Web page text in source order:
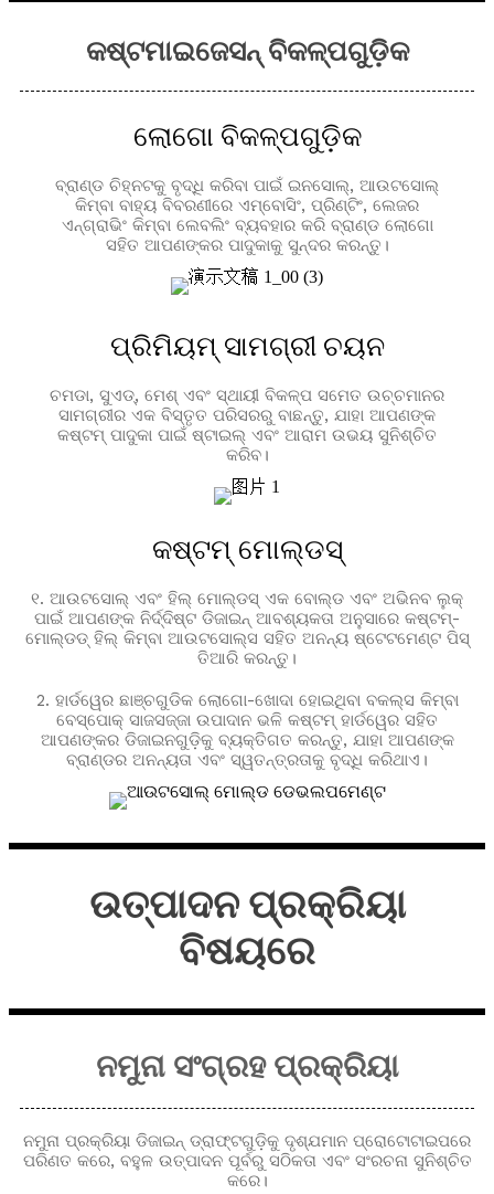
କଷ୍ଟମାଇଜେସନ୍ ବିକଳ୍ପଗୁଡ଼ିକ
ଲୋଗୋ ବିକଳ୍ପଗୁଡ଼ିକ
ବ୍ରାଣ୍ଡ ଚିହ୍ନଟକୁ ବୃଦ୍ଧି କରିବା ପାଇଁ ଇନସୋଲ୍, ଆଉଟସୋଲ୍
କିମ୍ବା ବାହ୍ୟ ବିବରଣୀରେ ଏମ୍ବୋସିଂ, ପ୍ରିଣ୍ଟିଂ, ଲେଜର
ଏନ୍ଗ୍ରାଭିଂ କିମ୍ବା ଲେବଲିଂ ବ୍ୟବହାର କରି ବ୍ରାଣ୍ଡ ଲୋଗୋ
ସହିତ ଆପଣଙ୍କର ପାଦୁକାକୁ ସୁନ୍ଦର କରନ୍ତୁ।
ପ୍ରିମିୟମ୍ ସାମଗ୍ରୀ ଚୟନ
ଚମଡା, ସୁଏଡ୍, ମେଶ୍ ଏବଂ ସ୍ଥାୟୀ ବିକଳ୍ପ ସମେତ ଉଚ୍ଚମାନର
ସାମଗ୍ରୀର ଏକ ବିସ୍ତୃତ ପରିସରରୁ ବାଛନ୍ତୁ, ଯାହା ଆପଣଙ୍କ
କଷ୍ଟମ୍ ପାଦୁକା ପାଇଁ ଷ୍ଟାଇଲ୍ ଏବଂ ଆରାମ ଉଭୟ ସୁନିଶ୍ଚିତ
କରିବ।
କଷ୍ଟମ୍ ମୋଲ୍ଡସ୍
୧. ଆଉଟସୋଲ୍ ଏବଂ ହିଲ୍ ମୋଲ୍ଡସ୍ ଏକ ବୋଲ୍ଡ ଏବଂ ଅଭିନବ ଲୁକ୍
ପାଇଁ ଆପଣଙ୍କ ନିର୍ଦ୍ଦିଷ୍ଟ ଡିଜାଇନ୍ ଆବଶ୍ୟକତା ଅନୁସାରେ କଷ୍ଟମ୍-
ମୋଲ୍ଡଡ୍ ହିଲ୍ କିମ୍ବା ଆଉଟସୋଲ୍ସ ସହିତ ଅନନ୍ୟ ଷ୍ଟେଟମେଣ୍ଟ ପିସ୍
ତିଆରି କରନ୍ତୁ।
2. ହାର୍ଡୱେର ଛାଞ୍ଚଗୁଡିକ ଲୋଗୋ-ଖୋଦା ହୋଇଥିବା ବକଲ୍ସ କିମ୍ବା
ବେସ୍ପୋକ୍ ସାଜସଜ୍ଜା ଉପାଦାନ ଭଳି କଷ୍ଟମ୍ ହାର୍ଡୱେର ସହିତ
ଆପଣଙ୍କର ଡିଜାଇନଗୁଡ଼ିକୁ ବ୍ୟକ୍ତିଗତ କରନ୍ତୁ, ଯାହା ଆପଣଙ୍କ
ବ୍ରାଣ୍ଡର ଅନନ୍ୟତା ଏବଂ ସ୍ୱତନ୍ତ୍ରତାକୁ ବୃଦ୍ଧି କରିଥାଏ।
ଉତ୍ପାଦନ ପ୍ରକ୍ରିୟା
ବିଷୟରେ
ନମୁନା ସଂଗ୍ରହ ପ୍ରକ୍ରିୟା
ନମୁନା ପ୍ରକ୍ରିୟା ଡିଜାଇନ୍ ଡ୍ରାଫ୍ଟଗୁଡ଼ିକୁ ଦୃଶ୍ଯମାନ ପ୍ରୋଟୋଟାଇପରେ
ପରିଣତ କରେ, ବହୁଳ ଉତ୍ପାଦନ ପୂର୍ବରୁ ସଠିକତା ଏବଂ ସଂରଚନା ସୁନିଶ୍ଚିତ
କରେ।